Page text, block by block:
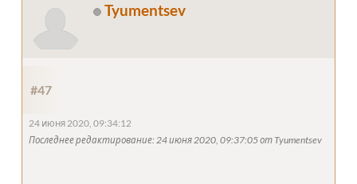
Tyumentsev
#47
24 июня 2020, 09:34:12
Последнее редактирование: 24 июня 2020, 09:37:05 от Tyumentsev